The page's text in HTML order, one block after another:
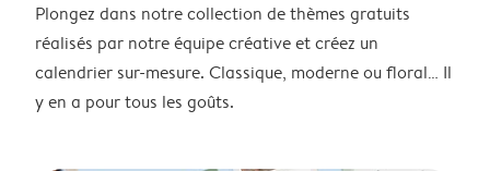
Plongez dans notre collection de thèmes gratuits
réalisés par notre équipe créative et créez un
calendrier sur-mesure. Classique, moderne ou floral… Il
y en a pour tous les goûts.